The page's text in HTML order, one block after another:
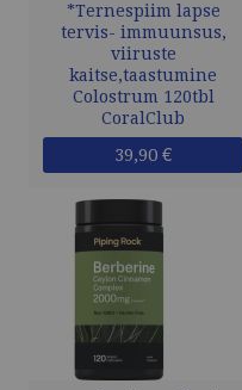
*Ternespiim lapse
tervis- immuunsus,
viiruste
kaitse,taastumine
Colostrum 120tbl
CoralClub
39,90 €